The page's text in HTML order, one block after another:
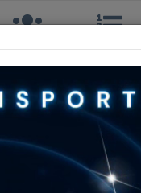
Ranking
VARGAS